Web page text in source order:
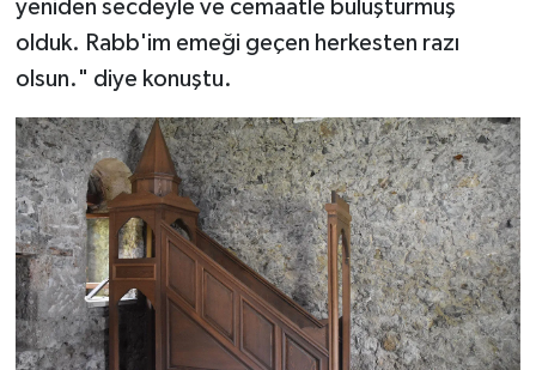
yeniden secdeyle ve cemaatle buluşturmuş
olduk. Rabb'im emeği geçen herkesten razı
olsun." diye konuştu.
İstanbul Müftülüğü
İzmir Müftülüğü
Kahramanmaraş Müftülüğü
Karabük Müftülüğü
Karaman Müftülüğü
Kars Müftülüğü